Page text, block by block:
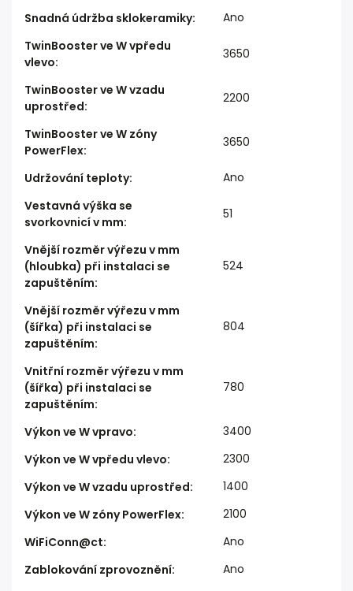
Snadná údržba sklokeramiky:
Ano
TwinBooster ve W vpředu
vlevo:
3650
TwinBooster ve W vzadu
uprostřed:
2200
TwinBooster ve W zóny
PowerFlex:
3650
Udržování teploty:
Ano
Vestavná výška se
svorkovnicí v mm:
51
Vnější rozměr výřezu v mm
(hloubka) při instalaci se
zapuštěním:
524
Vnější rozměr výřezu v mm
(šířka) při instalaci se
zapuštěním:
804
Vnitřní rozměr výřezu v mm
(šířka) při instalaci se
zapuštěním:
780
Výkon ve W vpravo:
3400
Výkon ve W vpředu vlevo:
2300
Výkon ve W vzadu uprostřed:
1400
Výkon ve W zóny PowerFlex:
2100
WiFiConn@ct:
Ano
Zablokování zprovoznění: Ano